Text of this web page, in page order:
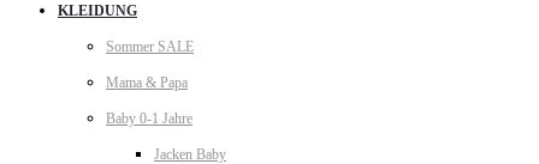
KLEIDUNG
Sommer SALE
Mama & Papa
Baby 0-1 Jahre
Jacken Baby